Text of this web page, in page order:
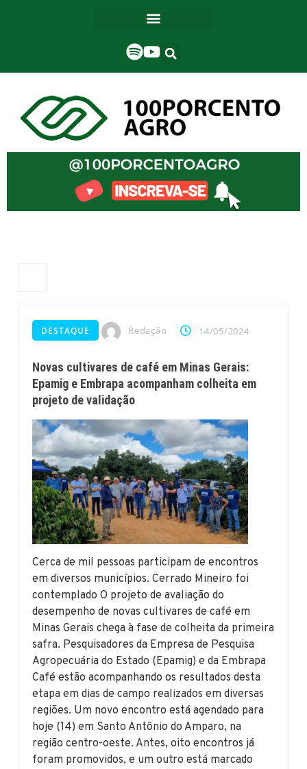
DESTAQUE Redação 14/05/2024
Novas cultivares de café em Minas Gerais:
Epamig e Embrapa acompanham colheita em
projeto de validação
Cerca de mil pessoas participam de encontros
em diversos municípios. Cerrado Mineiro foi
contemplado O projeto de avaliação do
desempenho de novas cultivares de café em
Minas Gerais chega à fase de colheita da primeira
safra. Pesquisadores da Empresa de Pesquisa
Agropecuária do Estado (Epamig) e da Embrapa
Café estão acompanhando os resultados desta
etapa em dias de campo realizados em diversas
regiões. Um novo encontro está agendado para
hoje (14) em Santo Antônio do Amparo, na
região centro-oeste. Antes, oito encontros já
foram promovidos, e um outro está marcado